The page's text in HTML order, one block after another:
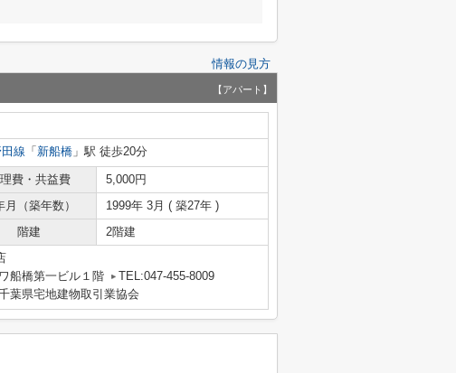
情報の見方
【アパート】
線 「 新船橋 」駅 徒歩20分
費・共益費
5,000円
月（築年数）
1999年 3月 ( 築27年 )
階建 2階建
船橋第一ビル１階
TEL:047-455-8009
葉県宅地建物取引業協会